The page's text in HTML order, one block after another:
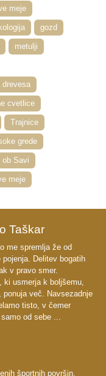
meje
gozd
metulji
drevesa
cvetlice
Trajnice
grede
ob Savi
meje
Taškar
me spremlja že od
Delitev bogatih
v pravo smer.
ki usmerja k boljšemu,
ponuja več. Navsezadnje
tisto, v čemer
od sebe ...
športnih površin.